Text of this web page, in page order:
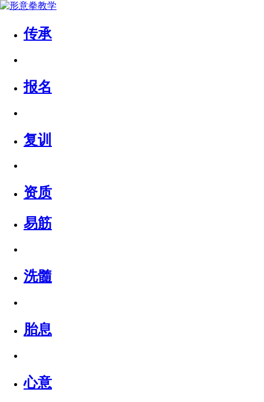
传承
报名
复训
资质
易筋
洗髓
胎息
心意